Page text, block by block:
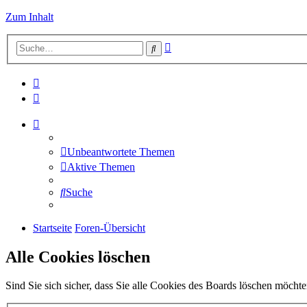
Zum Inhalt
Suche
Unbeantwortete Themen
Aktive Themen
Suche
Startseite Foren-Übersicht
Alle Cookies löschen
Sind Sie sich sicher, dass Sie alle Cookies des Boards löschen